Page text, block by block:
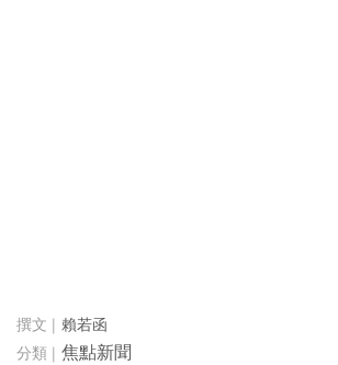
賴若函
焦點新聞